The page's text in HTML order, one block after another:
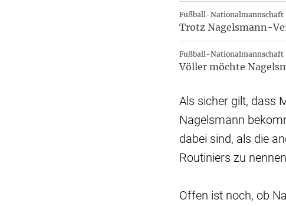
Fußball-Nationalmannschaft
Trotz Nagelsmann-
Fußball-Nationalmannschaft
Völler möchte
Als sicher gilt, dass
Nagelsmann
dabei sind, als die
Routiniers zu
Offen ist noch, ob